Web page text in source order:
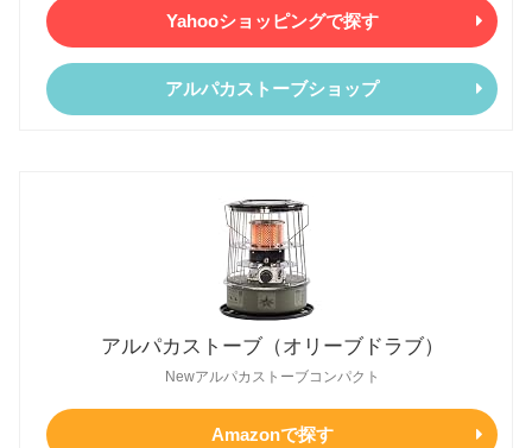
Yahooショッピングで探す
アルパカストーブショップ
アルパカストーブ（オリーブドラブ）
Newアルパカストーブコンパクト
Amazonで探す